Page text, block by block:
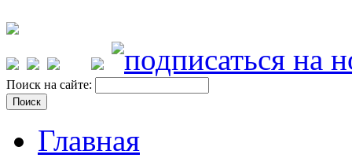
Поиск на сайте:
Главная